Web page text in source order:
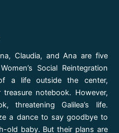
Claudia, and Ana are five
Social Reintegration
a life outside the center,
notebook. However,
threatening Galilea’s life.
a dance to say goodbye to
old baby. But their plans are